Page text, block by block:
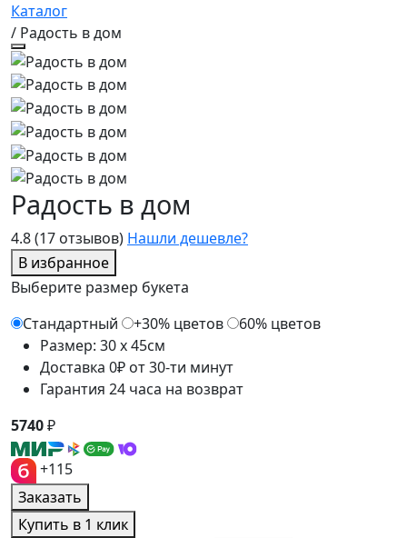
Каталог
/ Радость в дом
4.8(17 отзывов) Нашли дешевле?
В избранное
Радость в дом
Выберите размер букета
Стандартный
+30% цветов
60% цветов
Размер: 30 x 45см
Доставка 0₽ от 30-ти минут
Гарантия 24 часа на возврат
5740₽
+115
Заказать
Купить в 1 клик